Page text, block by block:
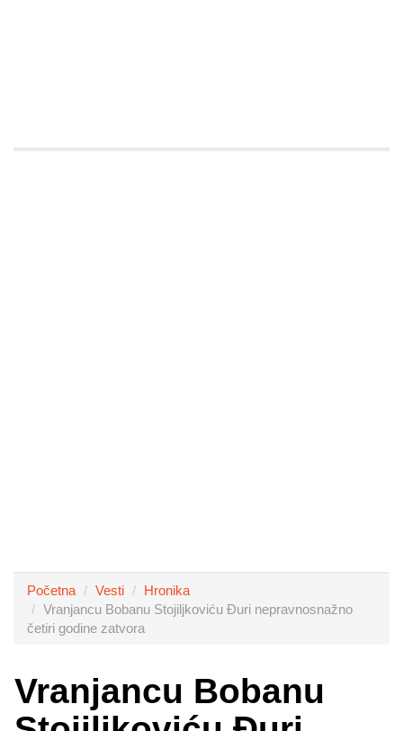
Početna Vesti
Hronika
Vranjancu Bobanu Stojiljkoviću Đuri nepravnosnažno
četiri godine zatvora
Vranjancu Bobanu